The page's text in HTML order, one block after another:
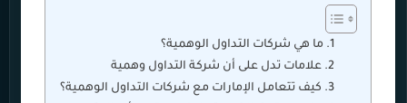
ما هي شركات التداول الوهمية؟
علامات تدل على أن شركة التداول وهمية
كيف تتعامل الإمارات مع شركات التداول الوهمية؟